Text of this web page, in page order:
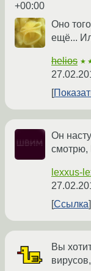
+00:00
Оно
ещё...
helios
Он
смотрю,
lexxus-
Ссылка
Вы